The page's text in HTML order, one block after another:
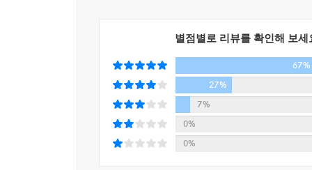
<미래의 작가상> 부분 심사 소감
원치 않는 임신을 한 고1 여학생의 낙태와 자살
주는 상징성이나 호기심이 긴장감을 유발시키며
이야기는 강렬하고 흡인력이 있으며 성에 대
별점별로 리뷰를 확인해 보세
67%
27%
7%
0%
0%